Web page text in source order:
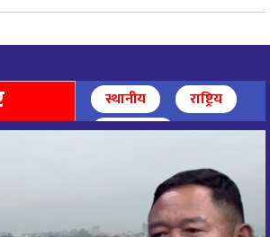
माताको दर्शन गरि, दिनको सुरुवात गर्दै,
जगज्जननी पाथिभरादेवीको दर्शन गरि
स्थानीय
राष्ट्रिय
अन्तर्राष्ट्रिय